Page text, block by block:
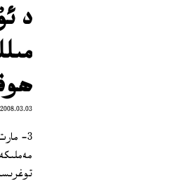
د
2008.03.03
3-